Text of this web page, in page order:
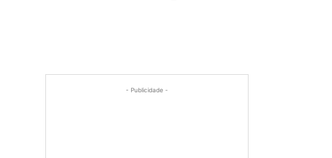
- Publicidade -